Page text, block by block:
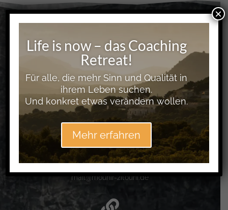

Telefon
+49 (0) 69 348 71948
+49 (0) 152 5198 5995

E-MAIL
mail@mounir-zitouni.de
Life is now – das Coaching
Retreat!
Für alle, die mehr Sinn und Qualität in
ihrem Leben suchen.
Und konkret etwas verändern wollen.
Mehr erfahren
×